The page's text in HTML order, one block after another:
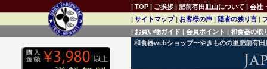
和食器webショップ〜やきものの里肥前有
| TOP | ご挨拶 | 肥前有田皿山について | 会社
| サイトマップ| お客様の声 | 隠者の独り言 |
| お買い物ガイド | 会員ポイント | 和食器の取